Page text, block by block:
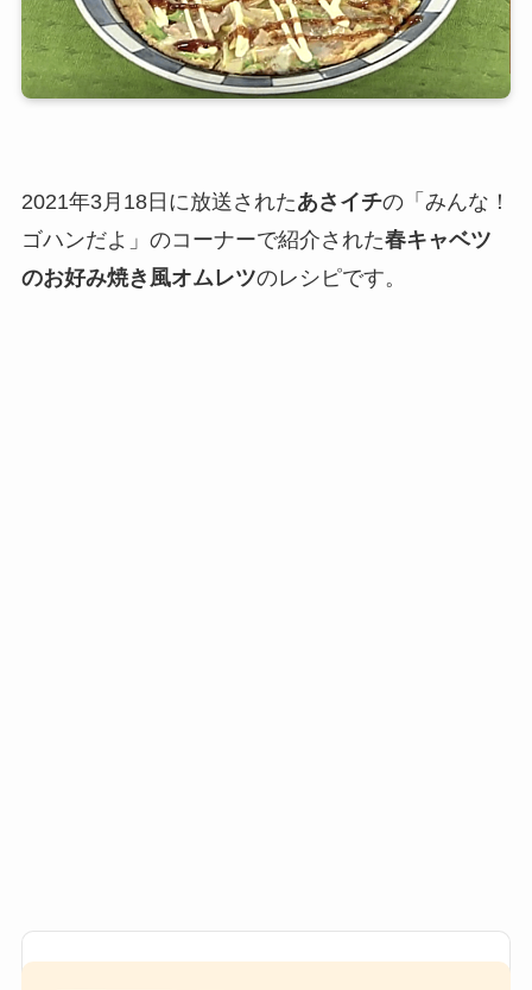
2021年3月18日に放送されたあさイチの「みんな！
ゴハンだよ」のコーナーで紹介された春キャベツ
のお好み焼き風オムレツのレシピです。